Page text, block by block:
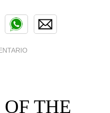
THE